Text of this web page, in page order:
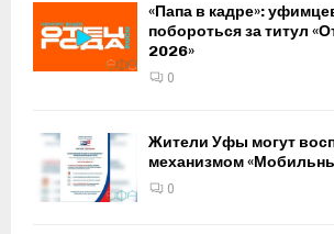
«Папа в кадре»:
побороться за титул
2026»
0
Жители Уфы могут
механизмом
0